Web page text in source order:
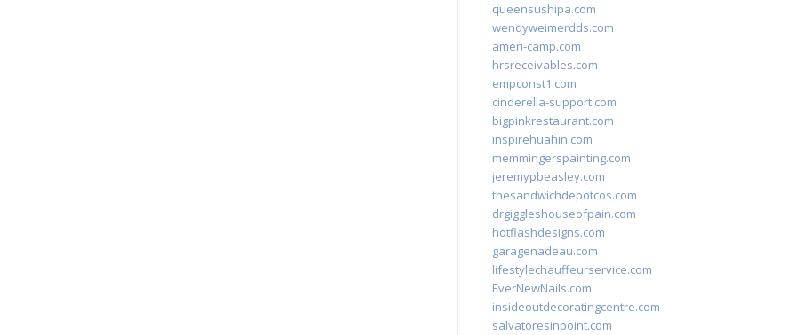
queensushipa.com
wendyweimerdds.com
ameri-camp.com
hrsreceivables.com
empconst1.com
cinderella-support.com
bigpinkrestaurant.com
inspirehuahin.com
memmingerspainting.com
jeremypbeasley.com
thesandwichdepotcos.com
drgiggleshouseofpain.com
hotflashdesigns.com
garagenadeau.com
lifestylechauffeurservice.com
EverNewNails.com
insideoutdecoratingcentre.com
salvatoresinpoint.com